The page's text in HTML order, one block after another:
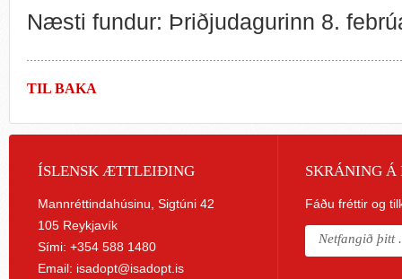
Næsti fundur: Þriðjudagurinn 8.
TIL BAKA
ÍSLENSK ÆTTLEIÐING
Mannréttindahúsinu, Sigtúni 42
105 Reykjavík
Sími: +354 588 1480
Email: isadopt@isadopt.is
SKRÁNING Á
Fáðu fréttir og